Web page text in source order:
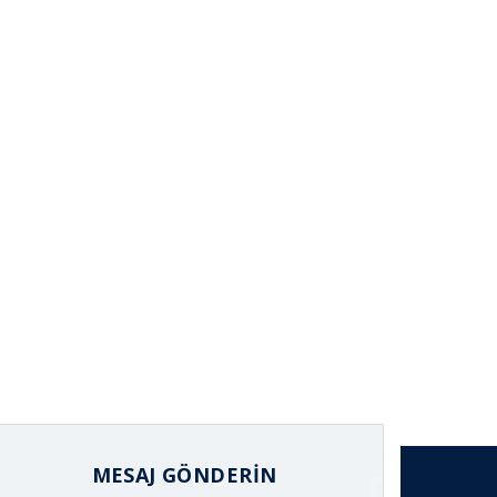
MESAJ GÖNDERIN